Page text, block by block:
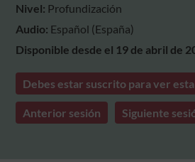
Nivel: Profundización
Audio: Español (España)
Disponible desde el 19 de abril de
Debes estar suscrito para ver
Anterior sesión Siguiente